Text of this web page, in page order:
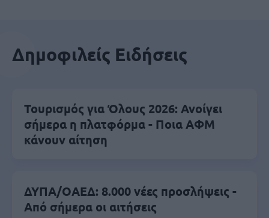
Δημοφιλείς Ειδήσεις
Τουρισμός για Όλους 2026: Ανοίγει
σήμερα η πλατφόρμα - Ποια ΑΦΜ
κάνουν αίτηση
ΔΥΠΑ/ΟΑΕΔ: 8.000 νέες προσλήψεις -
Από σήμερα οι αιτήσεις